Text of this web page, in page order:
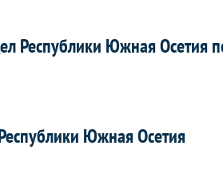
Республики Южная Осетия
Южная Осетия